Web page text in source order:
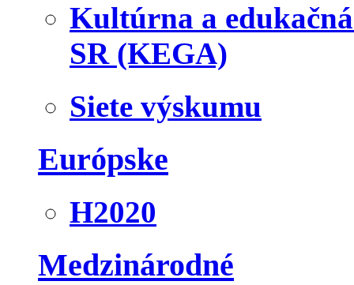
Kultúrna a
SR (KEGA)
Siete výskumu
Európske
H2020
Medzinárodné